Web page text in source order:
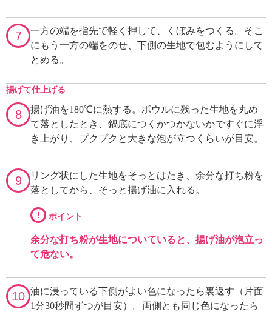
7
一方の端を指先で軽く押して、くぼみをつくる。そこ
にもう一方の端をのせ、下側の生地で包むようにして
とめる。
揚げて仕上げる
8
揚げ油を180℃に熱する。ボウルに残った生地を丸め
て落としたとき、鍋底につくかつかないかですぐに浮
き上がり、プクプクと大きな泡が立つくらいが目安。
9
リング状にした生地をそっとはたき、余分な打ち粉を
落としてから、そっと揚げ油に入れる。
! ポイント
余分な打ち粉が生地についていると、揚げ油が泡立っ
て危ない。
10 油に浸っている下側がよい色になったら裏返す（片面
1分30秒間ずつが目安）。両側とも同じ色になったら